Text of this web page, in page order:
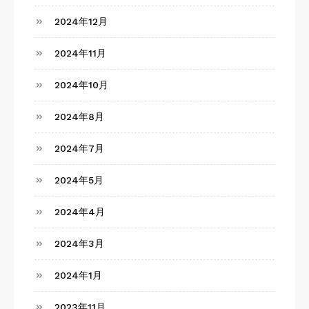
2024年12月
2024年11月
2024年10月
2024年8月
2024年7月
2024年5月
2024年4月
2024年3月
2024年1月